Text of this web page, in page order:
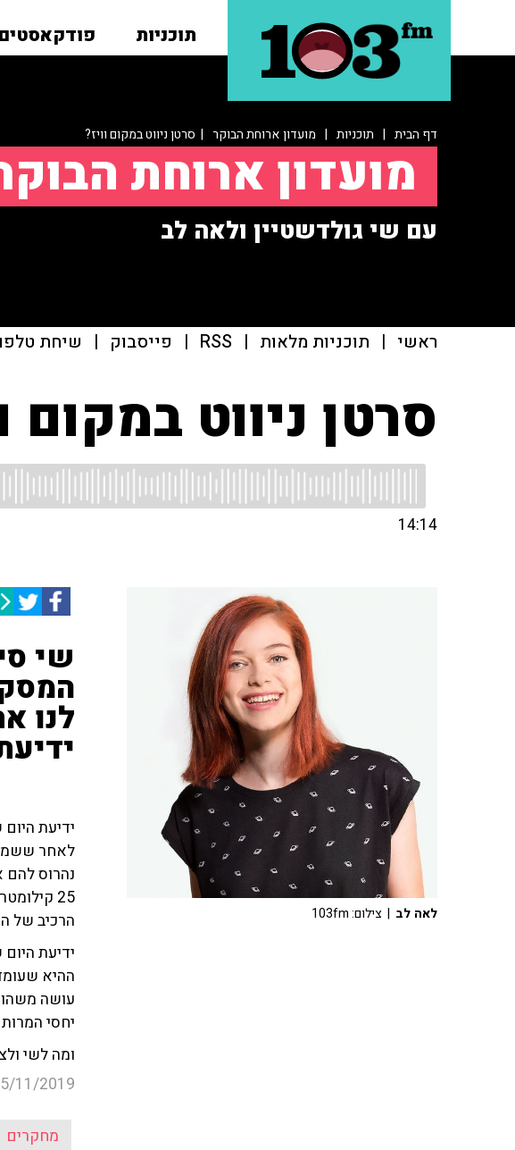
תוכניות פודקאסטים
דף הבית | תוכניות | מועדון ארוחת הבוקר | סרטן ניווט במקום וויז?
מועדון ארוחת
עם שי גולדשטיין ולאה לב
ראשי | תוכניות מלאות |
RSS
| פייסבוק | שיחת
סרטן ניווט במקום
14:14
שי
לנו
ידיעת
לאחר ששמו
נהרוס להם
25
הרכיב של
ידיעת
ההיא
עושה
יחסי
ומה לשי
11/2019
מחקרים
לאה לב | צילום: 103fm